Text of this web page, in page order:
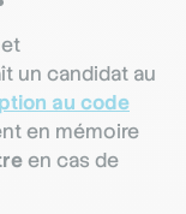
un candidat au
au code
en mémoire
en cas de